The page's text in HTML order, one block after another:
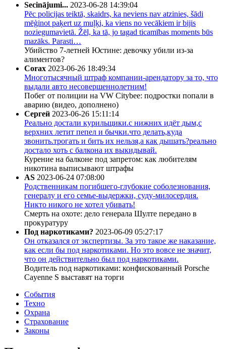
Secinājumi... 2023-06-28 14:39:04
Pēc policijas teiktā, skaidrs, ka neviens nav atzinies, šādi
mēģinot paķert uz muļķi, ka viens no vecākiem ir bijis
noziegumavietā. Žēl, ka tā, jo tagad ticamības moments būs
mazāks. Parasti…
Убийство 7-летней Юстине: девочку убили из-за
алиментов?
Corax 2023-06-26 18:49:34
Многотысячный штраф компании-арендатору за то, что
выдали авто несовершеннолетним!
Побег от полиции на VW Citybee: подростки попали в
аварию (видео, дополнено)
Сергей 2023-06-26 15:11:14
Реально достали курильщики.с нижних идёт дым,с
верхних летит пепел и бычки.что делать,куда
звонить.трогать и бить их нельзя,а как дышать?реально
достало хоть с балкона их выкидывай.
Курение на балконе под запретом: как любителям
никотина выписывают штрафы
AS 2023-06-24 07:08:00
Родственникам погибшего-глубокие соболезнования,
генералу и его семье-выдержки, суду-милосердия.
Никто никого не хотел убивать!
Смерть на охоте: дело генерала Шулте передано в
прокуратуру
Под наркотиками? 2023-06-09 05:27:17
Он отказался от экспертизы. За это такое же наказание,
как если бы под наркотиками. Но это вовсе не значит,
что он действительно был под наркотиками.
Водитель под наркотиками: конфискованный Porsche
Cayenne S выставят на торги
События
Техно
Охрана
Страхование
Законы